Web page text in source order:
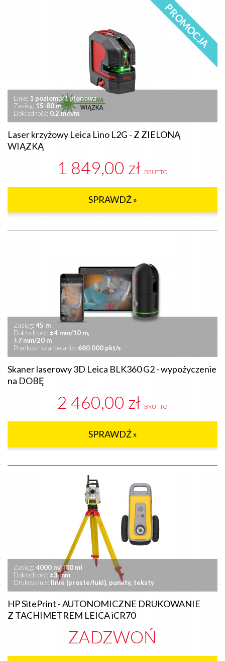
Linie: 1 pozioma/1 pionowa
Zasięg: 15-80 m
Dokładność: 0.2 mm/m
PROMOCJA
Laser krzyżowy Leica Lino L2G - Z ZIELONĄ
WIĄZKĄ
1 849,00 zł BRUTTO
SPRAWDŹ »
Zasięg: 45 m
Dokładność: ±4 mm/10 m,
±7 mm/20 m
Prędkość skanowania: 680 000 pkt/s
Skaner laserowy 3D Leica BLK360 G2 - wypożyczenie
na DOBĘ
2 460,00 zł BRUTTO
SPRAWDŹ »
Zasięg: 4000 m/400 ml
Dokładność: ±3 mm
Drukowanie: linie (proste/łuki), punkty, teksty
HP SitePrint - AUTONOMICZNE DRUKOWANIE
Z TACHIMETREM LEICA iCR70
ZADZWOŃ